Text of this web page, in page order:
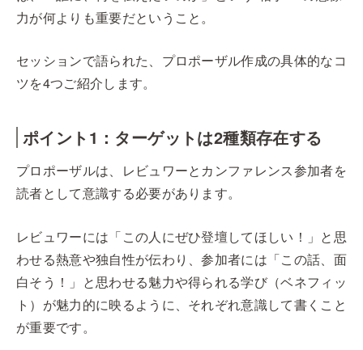
力が何よりも重要だということ。
セッションで語られた、プロポーザル作成の具体的なコ
ツを4つご紹介します。
ポイント1：ターゲットは2種類存在する
プロポーザルは、レビュワーとカンファレンス参加者を
読者として意識する必要があります。
レビュワーには「この人にぜひ登壇してほしい！」と思
わせる熱意や独自性が伝わり、参加者には「この話、面
白そう！」と思わせる魅力や得られる学び（ベネフィッ
ト）が魅力的に映るように、それぞれ意識して書くこと
が重要です。